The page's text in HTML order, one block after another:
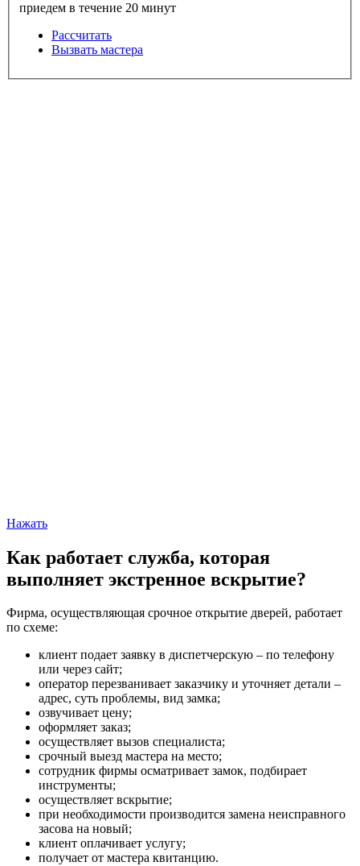
приедем в течение 20 минут
Рассчитать
Вызвать мастера
Нажать
Как работает служба, которая
выполняет экстренное вскрытие?
Фирма, осуществляющая срочное открытие дверей, работает
по схеме:
клиент подает заявку в диспетчерскую – по телефону
или через сайт;
оператор перезванивает заказчику и уточняет детали –
адрес, суть проблемы, вид замка;
озвучивает цену;
оформляет заказ;
осуществляет вызов специалиста;
срочный выезд мастера на место;
сотрудник фирмы осматривает замок, подбирает
инструменты;
осуществляет вскрытие;
при необходимости производится замена неисправного
засова на новый;
клиент оплачивает услугу;
получает от мастера квитанцию.